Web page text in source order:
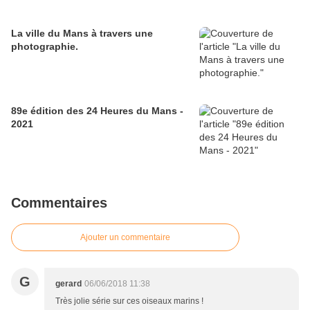
La ville du Mans à travers une
photographie.
89e édition des 24 Heures du Mans -
2021
Commentaires
Ajouter un commentaire
G gerard 06/06/2018 11:38
Très jolie série sur ces oiseaux marins !